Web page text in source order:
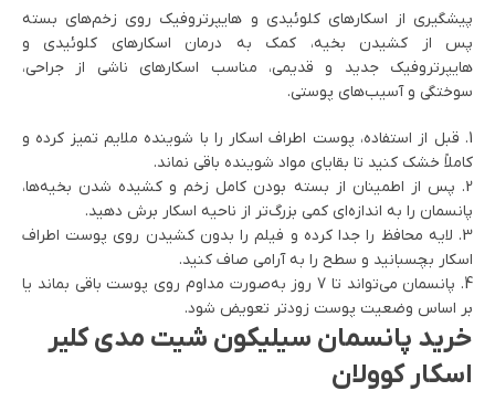
پیشگیری از اسکارهای کلوئیدی و هایپرتروفیک روی زخم‌های بسته
پس از کشیدن بخیه، کمک به درمان اسکارهای کلوئیدی و
هایپرتروفیک جدید و قدیمی، مناسب اسکارهای ناشی از جراحی،
سوختگی و آسیب‌های پوستی.
قبل از استفاده، پوست اطراف اسکار را با شوینده ملایم تمیز کرده و
کاملاً خشک کنید تا بقایای مواد شوینده باقی نماند.
پس از اطمینان از بسته بودن کامل زخم و کشیده شدن بخیه‌ها،
پانسمان را به اندازه‌ای کمی بزرگ‌تر از ناحیه اسکار برش دهید.
لایه محافظ را جدا کرده و فیلم را بدون کشیدن روی پوست اطراف
اسکار بچسبانید و سطح را به آرامی صاف کنید.
پانسمان می‌تواند تا 7 روز به‌صورت مداوم روی پوست باقی بماند یا
بر اساس وضعیت پوست زودتر تعویض شود.
خرید پانسمان سیلیکون شیت مدی کلیر
اسکار کوولان